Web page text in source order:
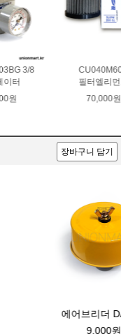
HP0501A10ANP01
필터엘리먼트
65,000원
장바구니 담기